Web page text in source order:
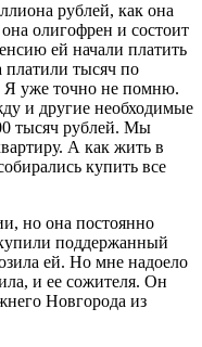
рублей, как она
олигофрен и состоит
ей начали платить
платили тысяч по
Я уже точно не помню.
и другие необходимые
тысяч рублей. Мы
А как жить в
купить все
но она постоянно
поддержанный
ей. Но мне надоело
и ее сожителя. Он
Новгорода из